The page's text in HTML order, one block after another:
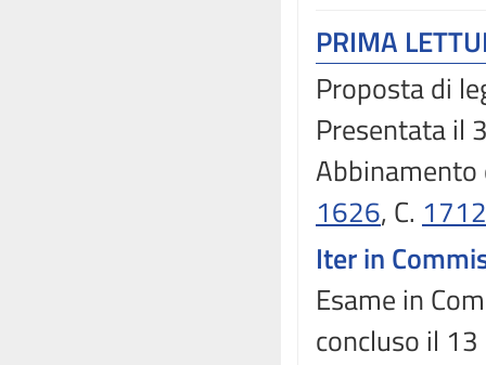
PRIMA
Proposta di
Presentata il
Abbinamento
1626, C. 1712
Iter in
Esame in
concluso il